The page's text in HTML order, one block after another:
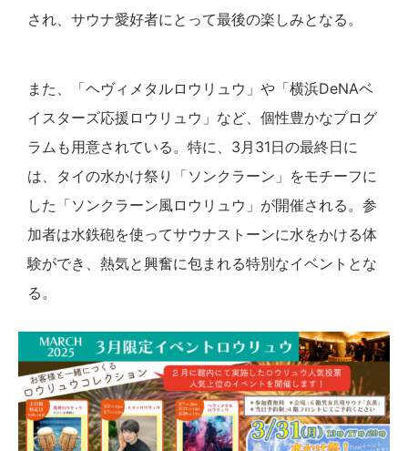
され、サウナ愛好者にとって最後の楽しみとなる。
また、「ヘヴィメタルロウリュウ」や「横浜DeNAベ
イスターズ応援ロウリュウ」など、個性豊かなプログ
ラムも用意されている。特に、3月31日の最終日に
は、タイの水かけ祭り「ソンクラーン」をモチーフに
した「ソンクラーン風ロウリュウ」が開催される。参
加者は水鉄砲を使ってサウナストーンに水をかける体
験ができ、熱気と興奮に包まれる特別なイベントとな
る。